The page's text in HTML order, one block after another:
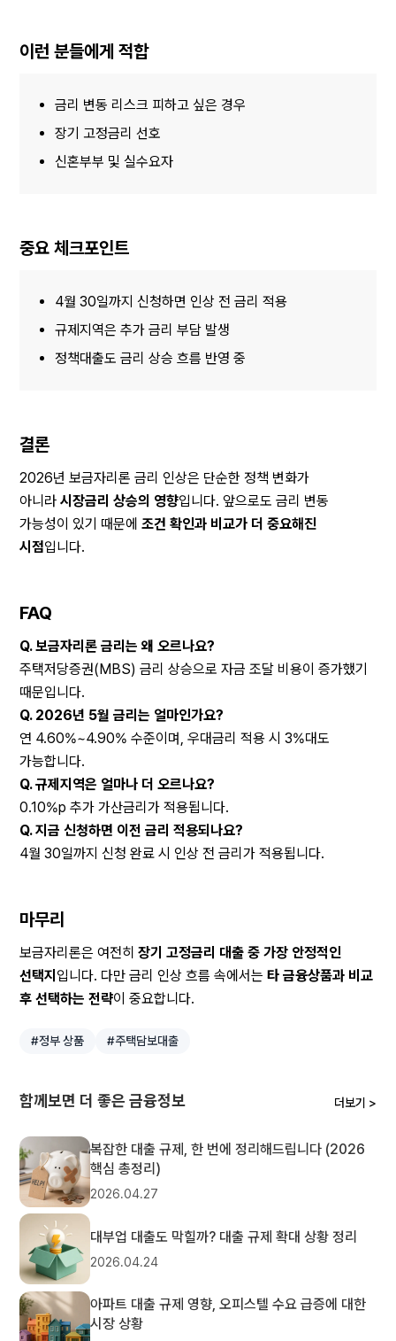
이런 분들에게 적합
금리 변동 리스크 피하고 싶은 경우
장기 고정금리 선호
신혼부부 및 실수요자
중요 체크포인트
4월 30일까지 신청하면 인상 전 금리 적용
규제지역은 추가 금리 부담 발생
정책대출도 금리 상승 흐름 반영 중
결론
2026년 보금자리론 금리 인상은 단순한 정책 변화가
아니라 시장금리 상승의 영향입니다. 앞으로도 금리 변동
가능성이 있기 때문에 조건 확인과 비교가 더 중요해진
시점입니다.
FAQ
Q. 보금자리론 금리는 왜 오르나요?
주택저당증권(MBS) 금리 상승으로 자금 조달 비용이 증가했기
때문입니다.
Q. 2026년 5월 금리는 얼마인가요?
연 4.60%~4.90% 수준이며, 우대금리 적용 시 3%대도
가능합니다.
Q. 규제지역은 얼마나 더 오르나요?
0.10%p 추가 가산금리가 적용됩니다.
Q. 지금 신청하면 이전 금리 적용되나요?
4월 30일까지 신청 완료 시 인상 전 금리가 적용됩니다.
마무리
보금자리론은 여전히 장기 고정금리 대출 중 가장 안정적인
선택지 입니다. 다만 금리 인상 흐름 속에서는 타 금융상품과 비교
후 선택하는 전략이 중요합니다.
#정부 상품 #주택담보대출
함께보면 더 좋은 금융정보 더보기 >
복잡한 대출 규제, 한 번에 정리해드립니다 (2026
핵심 총정리)
2026.04.27
대부업 대출도 막힐까? 대출 규제 확대 상황 정리
2026.04.24
아파트 대출 규제 영향, 오피스텔 수요 급증에 대한
시장 상황